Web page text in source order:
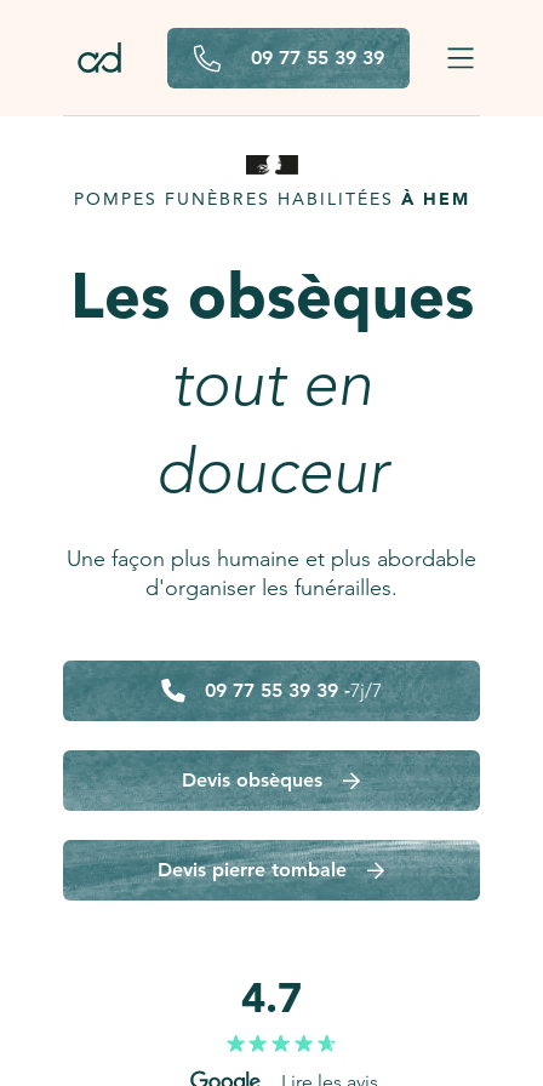
09 77 55 39 39
POMPES FUNÈBRES HABILITÉES À HEM
Les obsèques
tout en
douceur
Une façon plus humaine et plus abordable
d'organiser les funérailles.
09 77 55 39 39 -7j/7
Devis obsèques
Devis pierre tombale
4.7